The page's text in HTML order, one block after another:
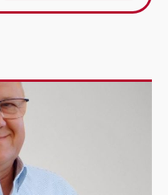
Alternative: